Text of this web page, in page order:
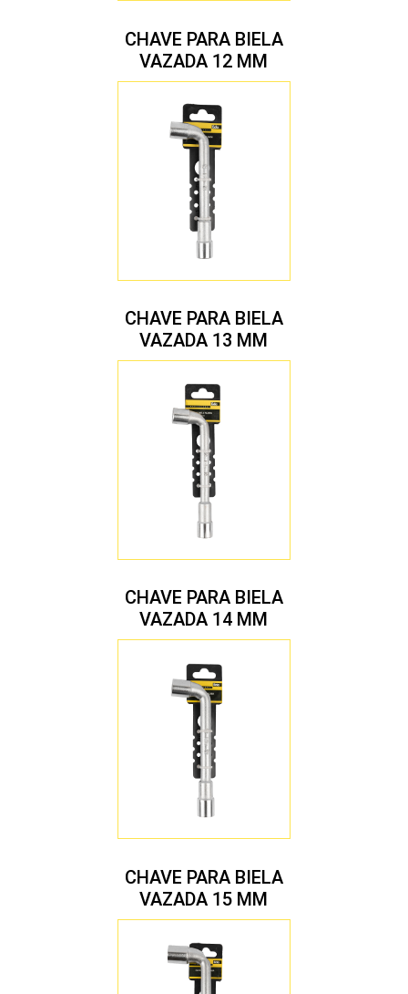
CHAVE PARA BIELA
VAZADA 12 MM
CHAVE PARA BIELA
VAZADA 13 MM
CHAVE PARA BIELA
VAZADA 14 MM
CHAVE PARA BIELA
VAZADA 15 MM